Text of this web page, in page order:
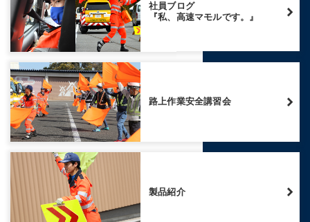
社員ブログ
『私、高速マモルです。』
路上作業安全講習会
製品紹介